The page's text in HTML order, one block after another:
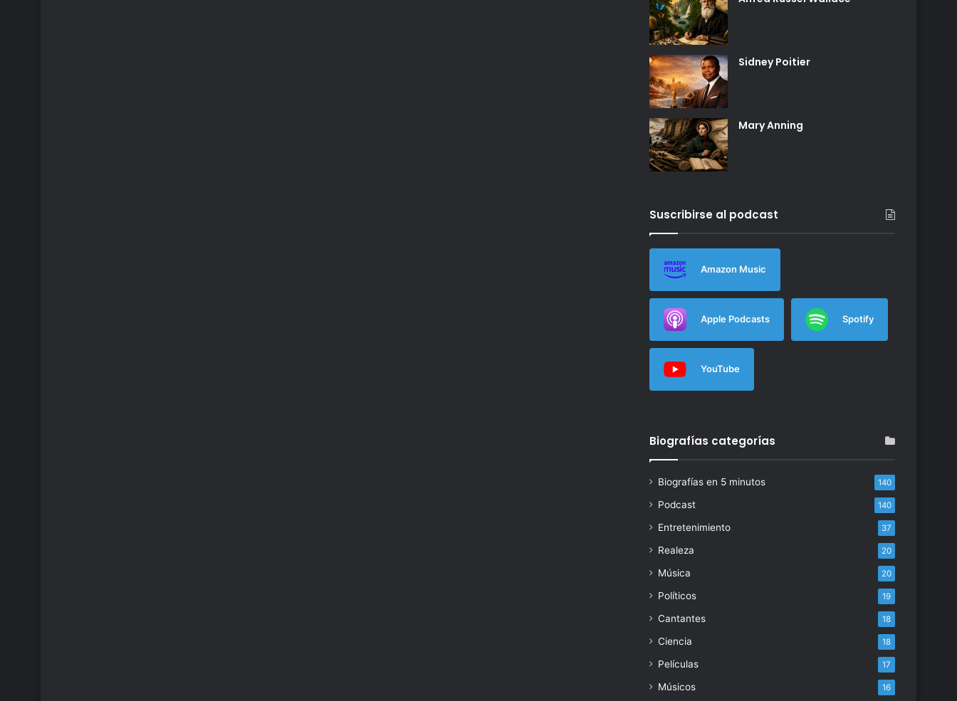
Sidney Poitier
Mary Anning
Suscribirse al podcast
Amazon Music
Apple Podcasts Spotify
YouTube
Biografías categorías
Biografías en 5 minutos 140
Podcast 140
Entretenimiento 37
Realeza 20
Música 20
Políticos 19
Cantantes 18
Ciencia 18
Películas 17
Músicos 16